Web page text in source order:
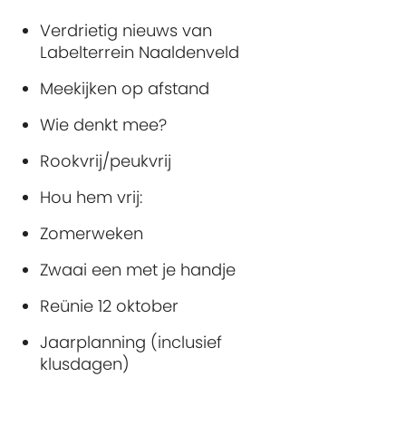
Verdrietig nieuws van
Labelterrein Naaldenveld
Meekijken op afstand
Wie denkt mee?
Rookvrij/peukvrij
Hou hem vrij:
Zomerweken
Zwaai een met je handje
Reünie 12 oktober
Jaarplanning (inclusief
klusdagen)